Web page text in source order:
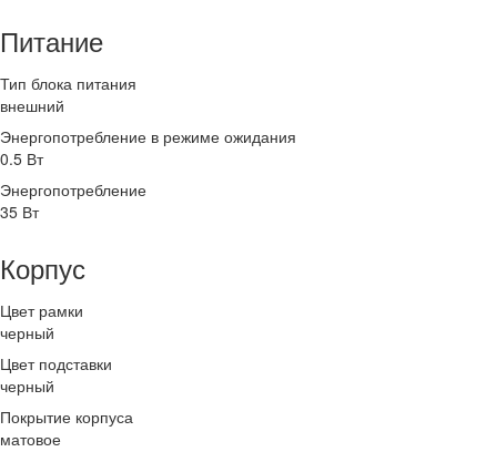
Питание
Тип блока питания
внешний
Энергопотребление в режиме ожидания
0.5 Вт
Энергопотребление
35 Вт
Корпус
Цвет рамки
черный
Цвет подставки
черный
Покрытие корпуса
матовое